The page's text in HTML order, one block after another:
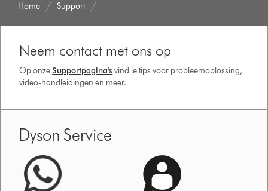
Home Support
Neem contact met ons op
Op onzeSupportpagina'svind je tips voor probleemoplossing,
video-handleidingen en meer.
Dyson Service